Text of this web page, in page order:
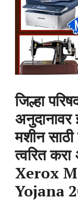
जिल्हा
मशीन
त्वरित
Xerox
Yojana